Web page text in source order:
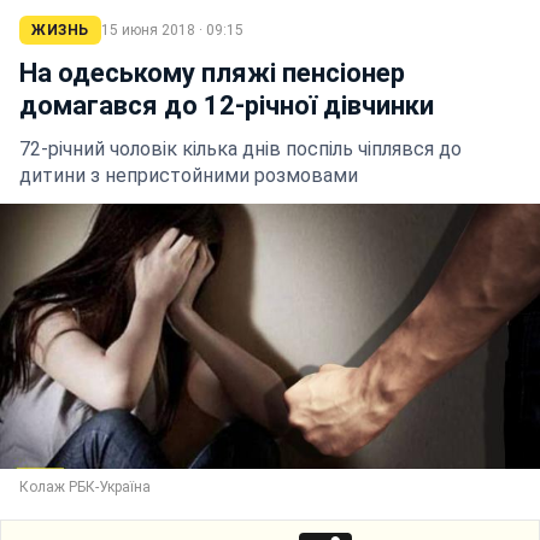
ЖИЗНЬ 15 июня 2018 · 09:15
На одеському пляжі пенсіонер
домагався до 12-річної дівчинки
72-річний чоловік кілька днів поспіль чіплявся до
дитини з непристойними розмовами
Колаж РБК-Україна